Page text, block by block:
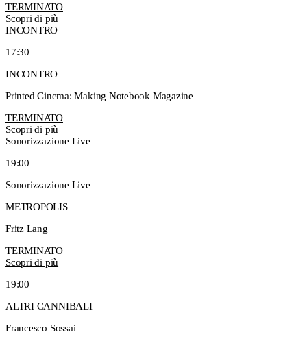
TERMINATO
Scopri di più
INCONTRO
17:30
INCONTRO
Printed Cinema: Making Notebook Magazine
TERMINATO
Scopri di più
Sonorizzazione Live
19:00
Sonorizzazione Live
METROPOLIS
Fritz Lang
TERMINATO
Scopri di più
19:00
ALTRI CANNIBALI
Francesco Sossai